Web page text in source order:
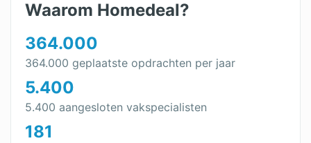
Waarom Homedeal?
364.000
364.000 geplaatste opdrachten per jaar
5.400
5.400 aangesloten vakspecialisten
181